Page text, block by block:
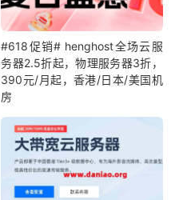
#618促销# henghost全场云服
务器2.5折起，物理服务器3折，
390元/月起，香港/日本/美国机
房